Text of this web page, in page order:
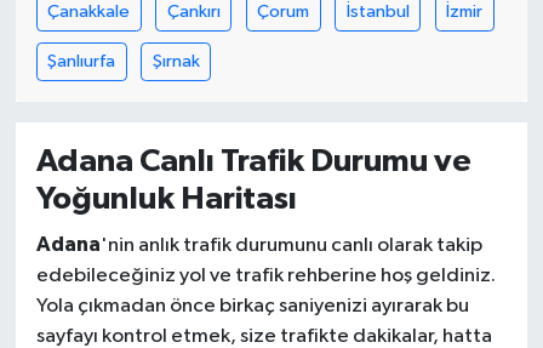
Çanakkale Çankırı Çorum İstanbul İzmir
Şanlıurfa Şırnak
Adana Canlı Trafik Durumu ve
Yoğunluk Haritası
Adana'nin anlık trafik durumunu canlı olarak takip
edebileceğiniz yol ve trafik rehberine hoş geldiniz.
Yola çıkmadan önce birkaç saniyenizi ayırarak bu
sayfayı kontrol etmek, size trafikte dakikalar, hatta